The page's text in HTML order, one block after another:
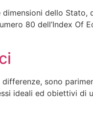
dello
80 dell’Index Of
sono
ideali ed obiettivi di